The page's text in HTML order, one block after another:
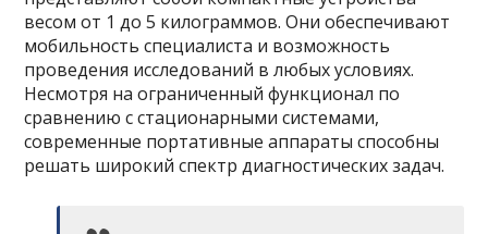
весом от 1 до 5 килограммов. Они обеспечивают
мобильность специалиста и возможность
проведения исследований в любых условиях.
Несмотря на ограниченный функционал по
сравнению с стационарными системами,
современные портативные аппараты способны
решать широкий спектр диагностических задач.